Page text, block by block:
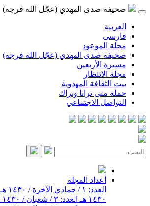
صحيفة صدى المهدي (عجّل الله فرجه)
العربية
فارسی
مجلة الموعود
صحيفة صدى المهدي (عجّل الله فرجه)
مسيرة الأربعين
مجلة الانتظار
بيت الثقافة المهدوية
حملة متى ترانا ونراك
التواصل الاجتماعي
أعداد المجلة
العدد: ١ / جمادي الآخرة / ١٤٣٠ هـ
١٤٣٠ هـ
العدد: ٣ / شعبان / ١٤٣٠ هـ